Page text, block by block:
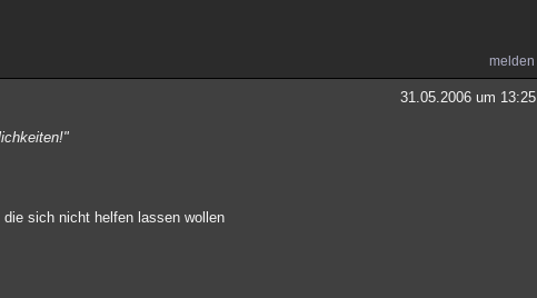
melden
31.05.2006 um 13:25
sich nicht helfen lassen wollen